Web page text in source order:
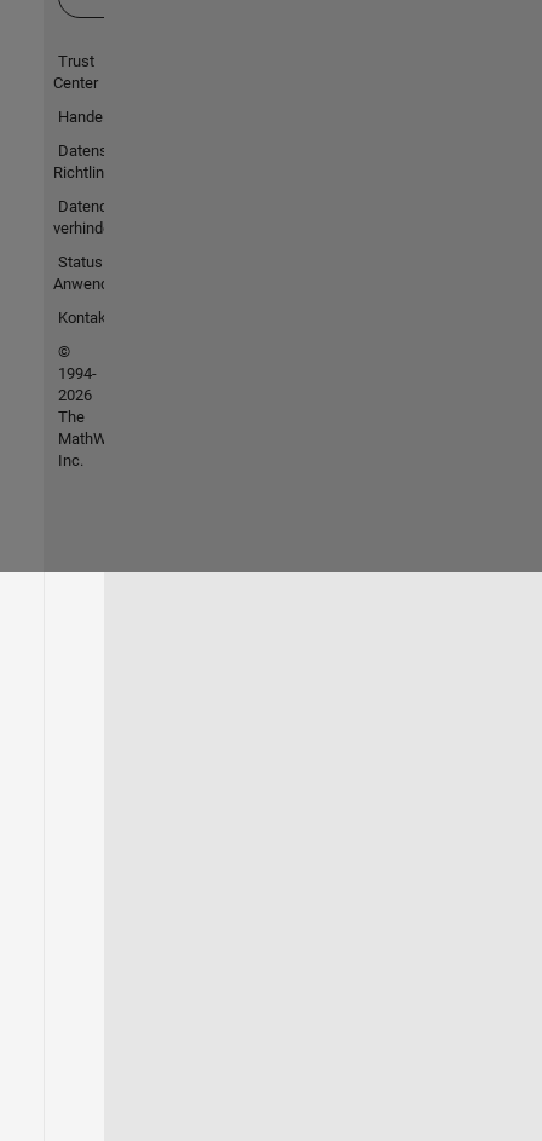
Trust
Center
Handelsmarken
Datenschutz-
Richtlinien
Datendiebstahl
verhindern
Status von
Anwendungen
Kontakt
©
1994-
2026
The
MathWorks,
Inc.